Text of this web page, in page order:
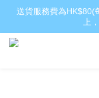
送貨服務費為HK$80(
上